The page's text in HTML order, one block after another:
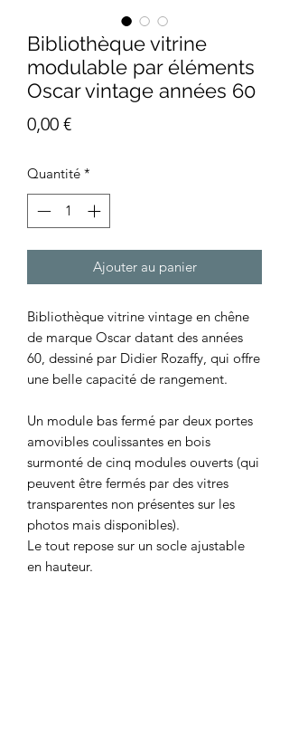
Bibliothèque vitrine
modulable par éléments
Oscar vintage années 60
0,00 €Prix
Quantité *
Ajouter au panier
Bibliothèque vitrine vintage en chêne
de marque Oscar datant des années
60, dessiné par Didier Rozaffy, qui offre
une belle capacité de rangement.
Un module bas fermé par deux portes
amovibles coulissantes en bois
surmonté de cinq modules ouverts (qui
peuvent être fermés par des vitres
transparentes non présentes sur les
photos mais disponibles).
Le tout repose sur un socle ajustable
en hauteur.